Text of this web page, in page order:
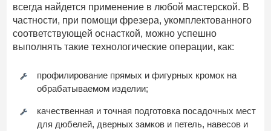
всегда найдется применение в любой мастерской. В
частности, при помощи фрезера, укомплектованного
соответствующей оснасткой, можно успешно
выполнять такие технологические операции, как:
профилирование прямых и фигурных кромок на
обрабатываемом изделии;
качественная и точная подготовка посадочных мест
для дюбелей, дверных замков и петель, навесов и